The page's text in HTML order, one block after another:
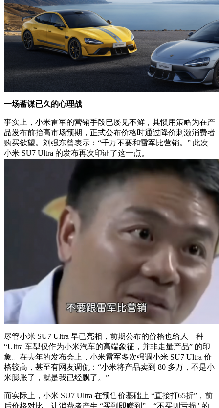
一场蓄谋已久的心理战
事实上，小米雷军的营销手段已屡见不鲜，其惯用策略为在产
品发布前抬高市场预期，正式公布价格时通过降价刺激消费者
购买欲望。刘强东曾表示：“千万不要和雷军比营销。” 此次
小米 SU7 Ultra 的发布再次印证了这一点。
尽管小米 SU7 Ultra 早已亮相，前期公布的价格也给人一种
“Ultra 车型仅作为小米汽车的高端象征，并非走量产品” 的印
象。在去年的发布会上，小米雷军多次强调小米 SU7 Ultra 价
格较高，甚至有网友调侃：“小米将产品卖到 80 多万，不是小
米膨胀了，就是我已经飘了。”
而实际上，小米 SU7 Ultra 在预售价基础上 “直接打65折”，前
后价格对比，让消费者产生 “买到即赚到”、“不买则亏损” 的